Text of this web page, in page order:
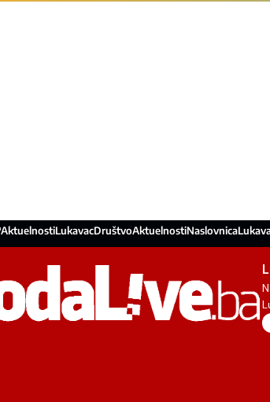
AktuelnostiLukavacDruštvoAktuelnostiNaslovnica